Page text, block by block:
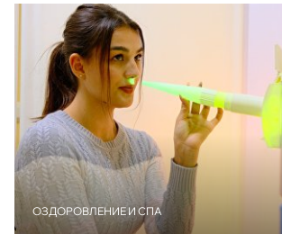
ОЗДОРОВЛЕНИЕ И СПА